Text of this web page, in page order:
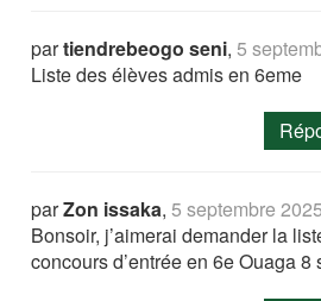
partiendrebeogo seni,5
Liste des élèves admis en 6eme
parZon issaka,5 septembre
Bonsoir, j’aimerai demander la
concours d’entrée en 6e Ouaga